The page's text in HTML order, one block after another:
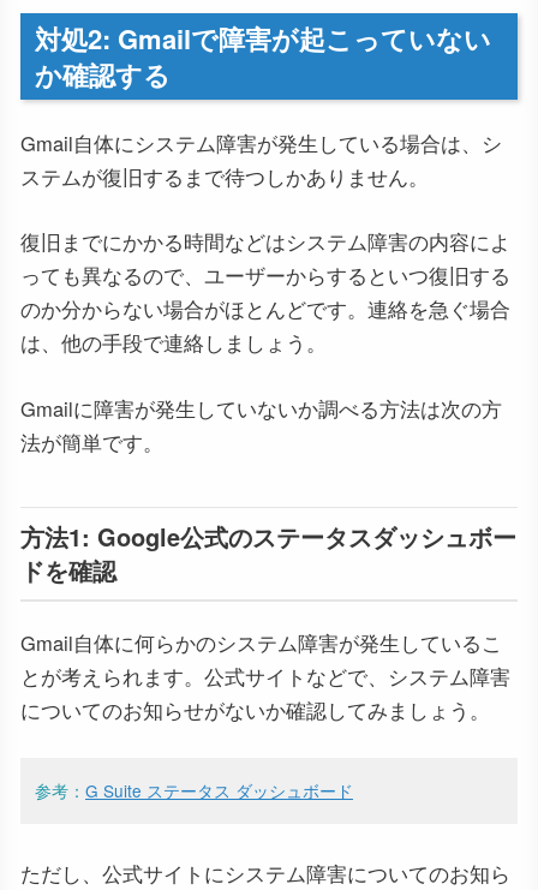
対処2: Gmailで障害が起こっていない
か確認する
Gmail自体にシステム障害が発生している場合は、シ
ステムが復旧するまで待つしかありません。
復旧までにかかる時間などはシステム障害の内容によ
っても異なるので、ユーザーからするといつ復旧する
のか分からない場合がほとんどです。連絡を急ぐ場合
は、他の手段で連絡しましょう。
Gmailに障害が発生していないか調べる方法は次の方
法が簡単です。
方法1: Google公式のステータスダッシュボー
ドを確認
Gmail自体に何らかのシステム障害が発生しているこ
とが考えられます。公式サイトなどで、システム障害
についてのお知らせがないか確認してみましょう。
参考： G Suite ステータス ダッシュボード
ただし、公式サイトにシステム障害についてのお知ら